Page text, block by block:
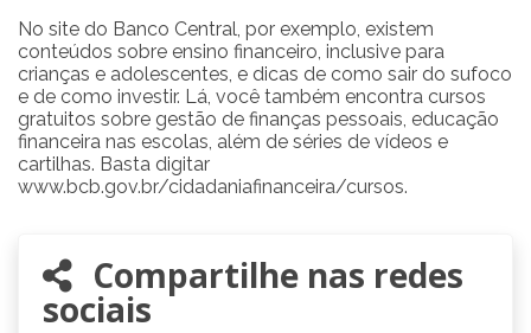
No site do Banco Central, por exemplo, existem
conteúdos sobre ensino financeiro, inclusive para
crianças e adolescentes, e dicas de como sair do sufoco
e de como investir. Lá, você também encontra cursos
gratuitos sobre gestão de finanças pessoais, educação
financeira nas escolas, além de séries de vídeos e
cartilhas. Basta digitar
www.bcb.gov.br/cidadaniafinanceira/cursos.
Compartilhe nas redes
sociais